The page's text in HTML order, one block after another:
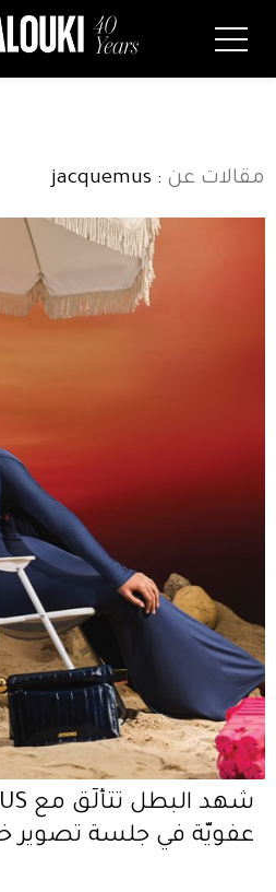
مقالات عن : jacquemus
عفويّة في جلسة تصوير